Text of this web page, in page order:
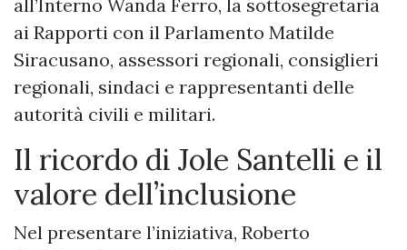
all’Interno Wanda Ferro, la sottosegretaria
ai Rapporti con il Parlamento Matilde
Siracusano, assessori regionali, consiglieri
regionali, sindaci e rappresentanti delle
autorità civili e militari.
Il ricordo di Jole Santelli e il
valore dell’inclusione
Nel presentare l’iniziativa, Roberto